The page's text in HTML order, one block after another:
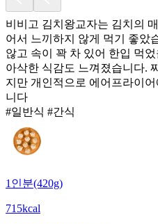
비비고 김치왕교자는 김치의
어서 느끼하지 않게 먹기 좋았
않고 속이 꽉 차 있어 한입 먹
아삭한 식감도 느껴졌습니다.
지만 개인적으로 에어프라이
니다
#일반식 #간식
1인분(420g)
715kcal